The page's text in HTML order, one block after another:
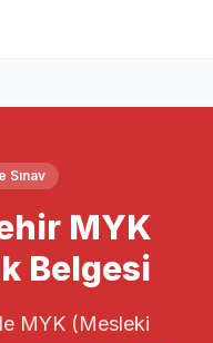
Sınav
MYK
Belgesi
MYK (Mesleki